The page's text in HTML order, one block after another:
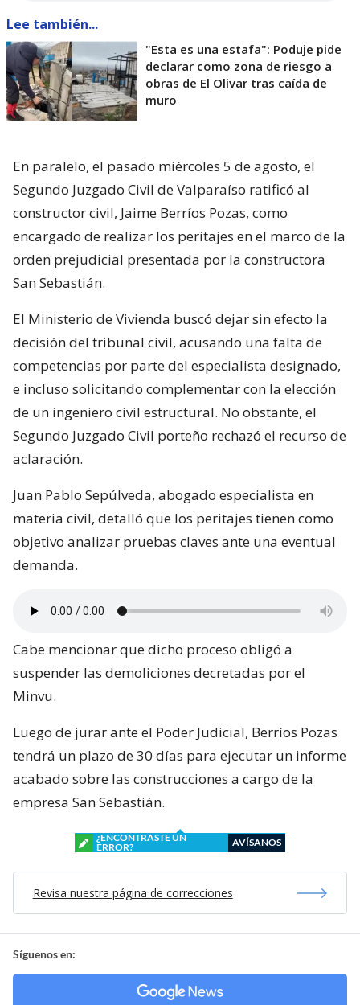
Lee también...
"Esta es una estafa": Poduje pide
declarar como zona de riesgo a
obras de El Olivar tras caída de
muro
En paralelo, el pasado miércoles 5 de agosto, el
Segundo Juzgado Civil de Valparaíso ratificó al
constructor civil, Jaime Berríos Pozas, como
encargado de realizar los peritajes en el marco de la
orden prejudicial presentada por la constructora
San Sebastián.
El Ministerio de Vivienda buscó dejar sin efecto la
decisión del tribunal civil, acusando una falta de
competencias por parte del especialista designado,
e incluso solicitando complementar con la elección
de un ingeniero civil estructural. No obstante, el
Segundo Juzgado Civil porteño rechazó el recurso de
aclaración.
Juan Pablo Sepúlveda, abogado especialista en
materia civil, detalló que los peritajes tienen como
objetivo analizar pruebas claves ante una eventual
demanda.
Cabe mencionar que dicho proceso obligó a
suspender las demoliciones decretadas por el
Minvu.
Luego de jurar ante el Poder Judicial, Berríos Pozas
tendrá un plazo de 30 días para ejecutar un informe
acabado sobre las construcciones a cargo de la
empresa San Sebastián.
¿ENCONTRASTE UN
ERROR?
AVÍSANOS
Revisa nuestra página de correcciones
Síguenos en: